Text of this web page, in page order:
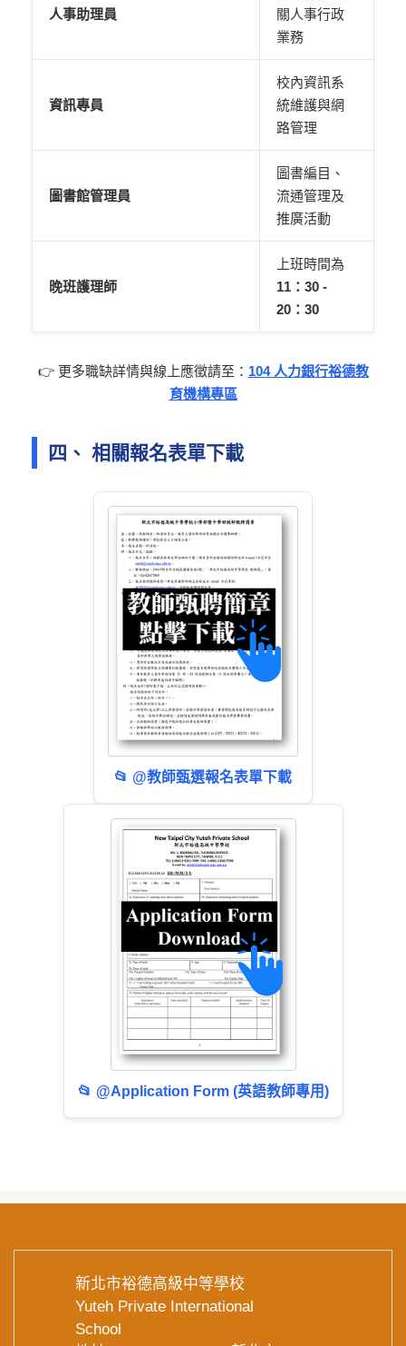
人事助理員
關人事行政
業務
資訊專員
校內資訊系
統維護與網
路管理
圖書館管理員
圖書編目、
流通管理及
推廣活動
晚班護理師
上班時間為
11：30 -
20：30
👉 更多職缺詳情與線上應徵請至： 104 人力銀行裕德教
育機構專區
四、 相關報名表單下載
📂 @教師甄選報名表單下載
📂 @Application Form (英語教師專用)
新北市裕德高級中等學校
Yuteh Private International
School